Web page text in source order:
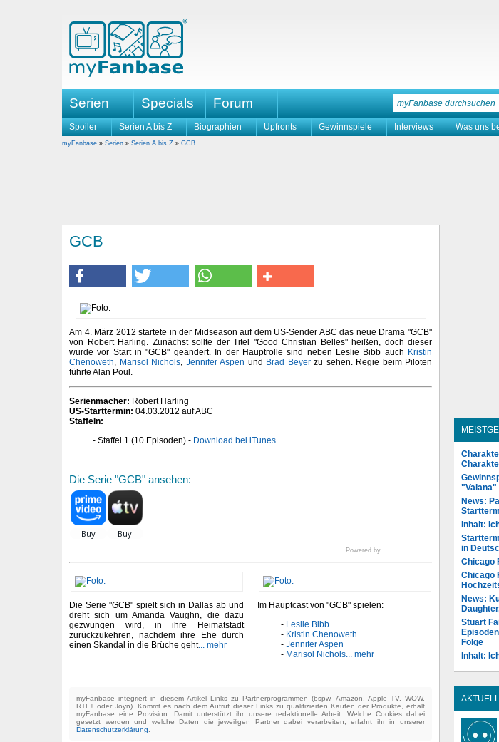
Serien Specials Forum
Spoiler Serien A bis Z Biographien Upfronts Gewinnspiele Interviews Was uns
myFanbase » Serien » Serien A bis Z » GCB
GCB
Am 4. März 2012 startete in der Midseason auf dem US-Sender ABC das neue Drama "GCB"
von Robert Harling. Zunächst sollte der Titel "Good Christian Belles" heißen, doch dieser
wurde vor Start in "GCB" geändert. In der Hauptrolle sind neben Leslie Bibb auch Kristin
Chenoweth, Marisol Nichols, Jennifer Aspen und Brad Beyerzu sehen. Regie beim Piloten
führte Alan Poul.
Serienmacher: Robert Harling
US-Starttermin: 04.03.2012 auf ABC
Staffeln:
Staffel 1 (10 Episoden) - Download bei iTunes
Die Serie "GCB" ansehen:
Powered by
Die Serie "GCB" spielt sich in Dallas ab und
dreht sich um Amanda Vaughn, die dazu
gezwungen wird, in ihre Heimatstadt
zurückzukehren, nachdem ihre Ehe durch
einen Skandal in die Brüche geht... mehr
Im Hauptcast von "GCB" spielen:
Leslie Bibb
Kristin Chenoweth
Jennifer Aspen
Marisol Nichols ... mehr
myFanbase integriert in diesem Artikel Links zu Partnerprogrammen (bspw. Amazon, Apple TV, WOW,
RTL+ oder Joyn). Kommt es nach dem Aufruf dieser Links zu qualifizierten Käufen der Produkte, erhält
myFanbase eine Provision. Damit unterstützt ihr unsere redaktionelle Arbeit. Welche Cookies dabei
gesetzt werden und welche Daten die jeweiligen Partner dabei verarbeiten, erfahrt ihr in unserer
Datenschutzerklärung
"Vaiana"
News:
Inhalt:
in
Chicago
Chicago
News:
Stuart
Folge
Inhalt: